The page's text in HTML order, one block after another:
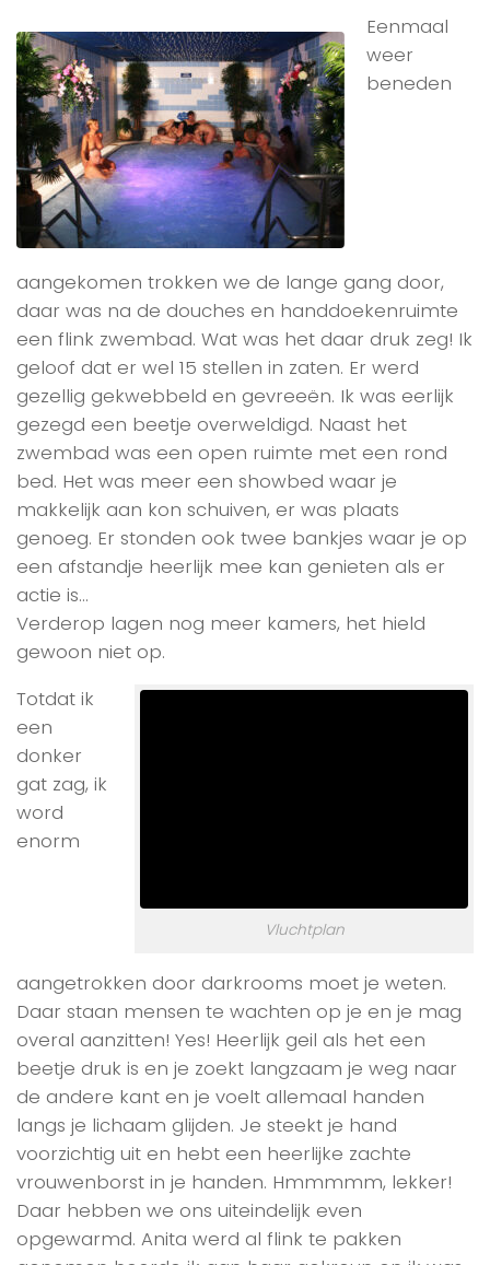
Eenmaal
weer
beneden
aangekomen trokken we de lange gang door,
daar was na de douches en handdoekenruimte
een flink zwembad. Wat was het daar druk zeg! Ik
geloof dat er wel 15 stellen in zaten. Er werd
gezellig gekwebbeld en gevreeën. Ik was eerlijk
gezegd een beetje overweldigd. Naast het
zwembad was een open ruimte met een rond
bed. Het was meer een showbed waar je
makkelijk aan kon schuiven, er was plaats
genoeg. Er stonden ook twee bankjes waar je op
een afstandje heerlijk mee kan genieten als er
actie is…
Verderop lagen nog meer kamers, het hield
gewoon niet op.
Vluchtplan
Totdat ik
een
donker
gat zag, ik
word
enorm
aangetrokken door darkrooms moet je weten.
Daar staan mensen te wachten op je en je mag
overal aanzitten! Yes! Heerlijk geil als het een
beetje druk is en je zoekt langzaam je weg naar
de andere kant en je voelt allemaal handen
langs je lichaam glijden. Je steekt je hand
voorzichtig uit en hebt een heerlijke zachte
vrouwenborst in je handen. Hmmmmm, lekker!
Daar hebben we ons uiteindelijk even
opgewarmd. Anita werd al flink te pakken